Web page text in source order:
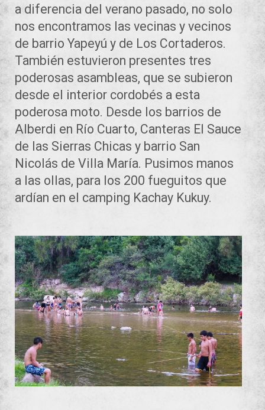
a diferencia del verano pasado, no solo
nos encontramos las vecinas y vecinos
de barrio Yapeyú y de Los Cortaderos.
También estuvieron presentes tres
poderosas asambleas, que se subieron
desde el interior cordobés a esta
poderosa moto. Desde los barrios de
Alberdi en Río Cuarto, Canteras El Sauce
de las Sierras Chicas y barrio San
Nicolás de Villa María. Pusimos manos
a las ollas, para los 200 fueguitos que
ardían en el camping Kachay Kukuy.